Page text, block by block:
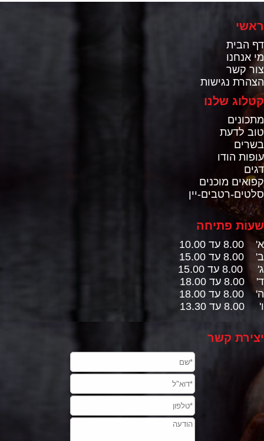
ראשי
דף הבית
מי אנחנו
צור קשר
הצהרת נגישות
קטלוג שלנו
מתכונים
טוב לדעת
בשרים
עופות הודו
דגים
קפואים מוכנים
סלטים-רטבים-יין
שעות פתיחה
א' 8.00 עד 10.00
ב' 8.00 עד 15.00
ג' 8.00 עד 15.00
ד' 8.00 עד 18.00
ה' 8.00 עד 18.00
ו' 8.00 עד 13.30
יצירת קשר